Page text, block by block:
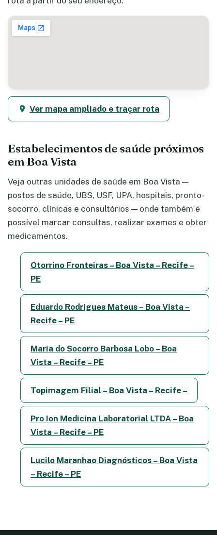
Ver mapa ampliado e traçar rota
Estabelecimentos de saúde próximos
em Boa Vista
Veja outras unidades de saúde em Boa Vista —
postos de saúde, UBS, USF, UPA, hospitais, pronto-
socorro, clínicas e consultórios — onde também é
possível marcar consultas, realizar exames e obter
medicamentos.
Otorrino Fronteiras – Boa Vista – Recife –
PE
Eduardo Rodrigues Mateus – Boa Vista –
Recife – PE
Maria do Socorro Barbosa Lobo – Boa
Vista – Recife – PE
Topimagem Filial – Boa Vista – Recife –
Pro Ion Medicina Laboratorial LTDA – Boa
Vista – Recife – PE
Lucilo Maranhao Diagnósticos – Boa Vista
– Recife – PE